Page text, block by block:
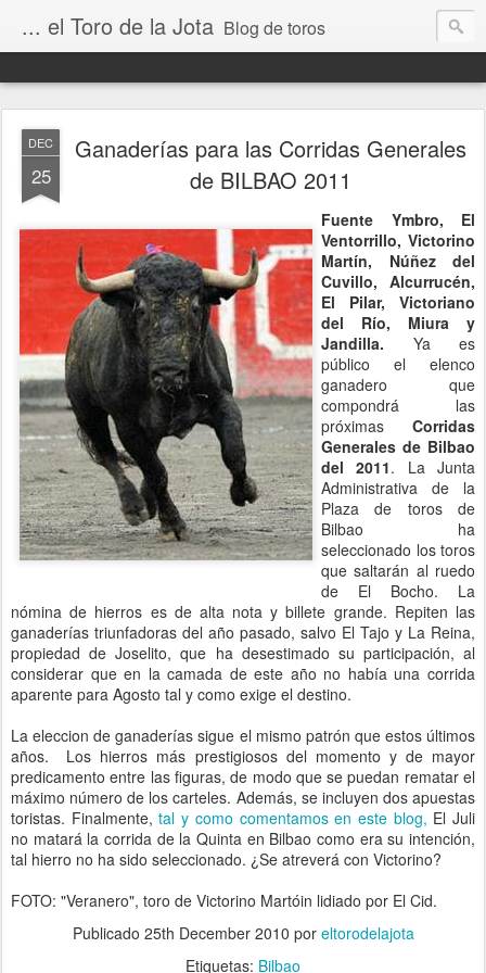
... el Toro de la Jota Blog de toros
DEC
25
Ganaderías para las Corridas Generales
de BILBAO 2011
Fuente Ymbro, El
Ventorrillo, Victorino
Martín, Núñez del
Cuvillo, Alcurrucén,
El Pilar, Victoriano
del Río, Miura y
Jandilla. Ya es
público el elenco
ganadero que
compondrá las
próximas Corridas
Generales de Bilbao
del 2011. La Junta
Administrativa de la
Plaza de toros de
Bilbao ha
seleccionado los toros
que saltarán al ruedo
de El Bocho. La
nómina de hierros es de alta nota y billete grande. Repiten las
ganaderías triunfadoras del año pasado, salvo El Tajo y La Reina,
propiedad de Joselito, que ha desestimado su participación, al
considerar que en la camada de este año no había una corrida
aparente para Agosto tal y como exige el destino.
La eleccion de ganaderías sigue el mismo patrón que estos últimos
años. Los hierros más prestigiosos del momento y de mayor
predicamento entre las figuras, de modo que se puedan rematar el
máximo número de los carteles. Además, se incluyen dos apuestas
toristas. Finalmente,tal y como comentamos en este blog, El Juli
no matará la corrida de la Quinta en Bilbao como era su intención,
tal hierro no ha sido seleccionado. ¿Se atreverá con Victorino?
FOTO: "Veranero", toro de Victorino Martóin lidiado por El Cid.
Publicado 25th December 2010 por eltorodelajota
Etiquetas: Bilbao